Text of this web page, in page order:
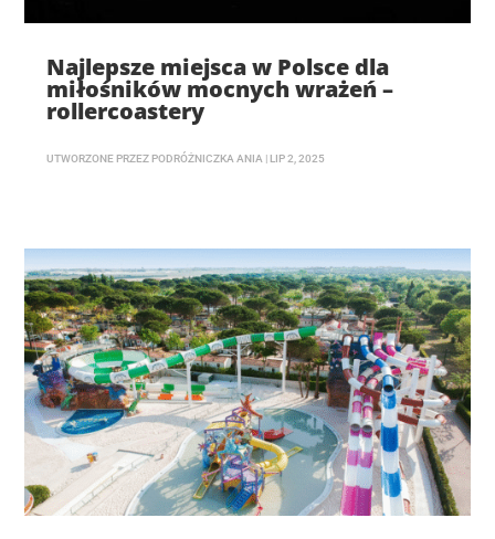
Najlepsze miejsca w Polsce dla
miłośników mocnych wrażeń –
rollercoastery
UTWORZONE PRZEZ PODRÓŻNICZKA ANIA | LIP 2, 2025